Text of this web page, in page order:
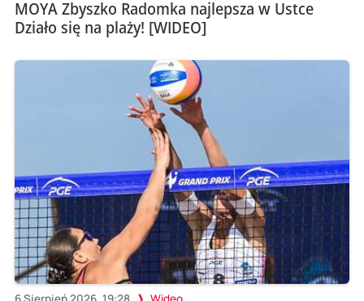
MOYA Zbyszko Radomka najlepsza w Ustce
Działo się na plaży! [WIDEO]